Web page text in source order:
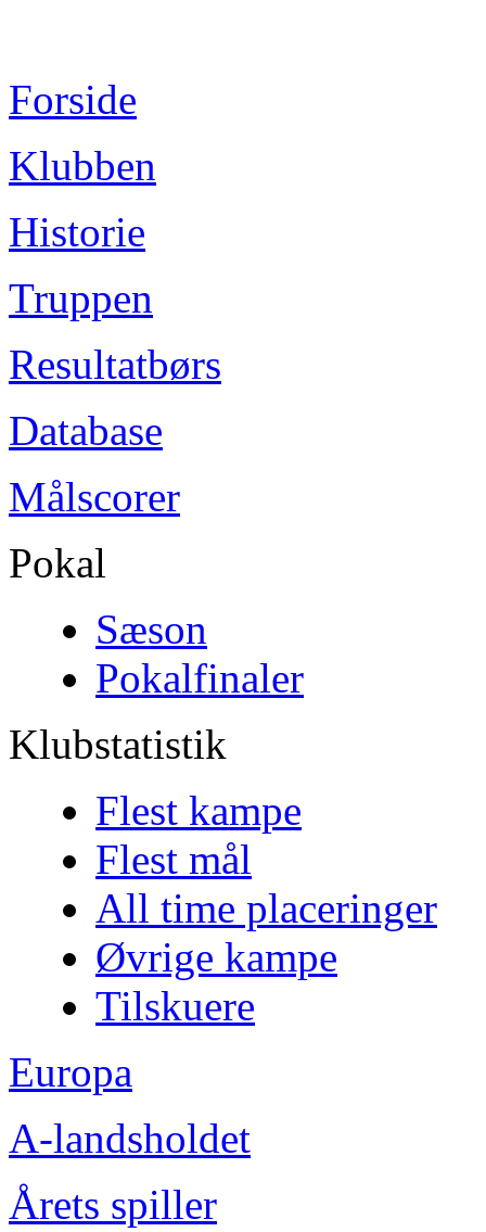
Forside
Klubben
Historie
Truppen
Resultatbørs
Database
Målscorer
Pokal
Sæson
Pokalfinaler
Klubstatistik
Flest kampe
Flest mål
All time placeringer
Øvrige kampe
Tilskuere
Europa
A-landsholdet
Årets spiller